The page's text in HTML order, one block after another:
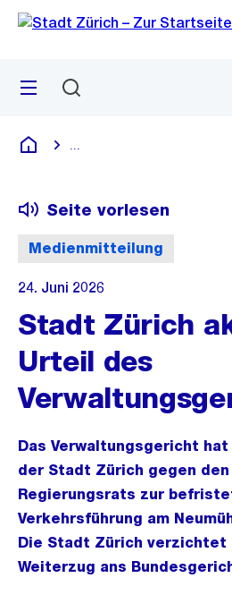
Navigation
Sprunglink
Menü
Deutsch
Medienmitteilung
Seite vorlesen
24. Juni 2026
Stadt Zürich
Urteil des
Das Verwaltungsgericht
der Stadt Zürich gegen
Regierungsrats zur
Verkehrsführung am
Die Stadt Zürich verzichtet
Weiterzug ans